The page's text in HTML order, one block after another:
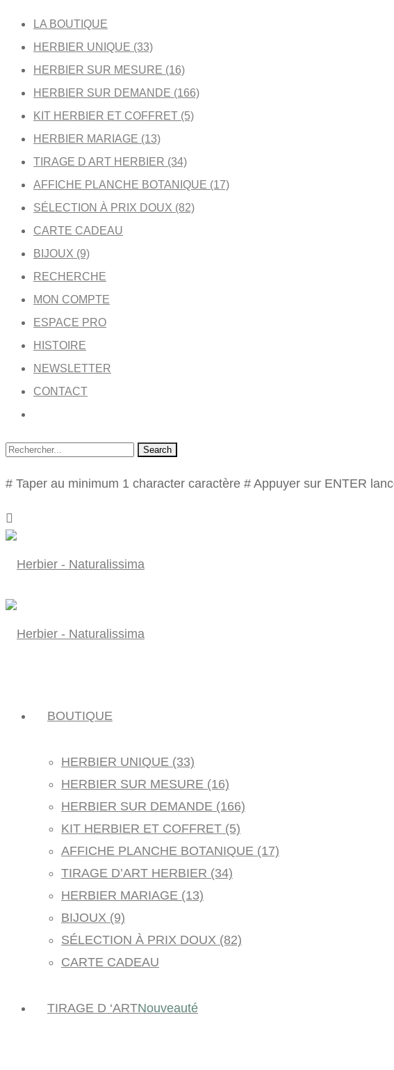
LA BOUTIQUE
HERBIER UNIQUE (33)
HERBIER SUR MESURE (16)
HERBIER SUR DEMANDE (166)
KIT HERBIER ET COFFRET (5)
HERBIER MARIAGE (13)
TIRAGE D ART HERBIER (34)
AFFICHE PLANCHE BOTANIQUE (17)
SÉLECTION À PRIX DOUX (82)
CARTE CADEAU
BIJOUX (9)
RECHERCHE
MON COMPTE
ESPACE PRO
HISTOIRE
NEWSLETTER
CONTACT
Search
# Taper au minimum 1 character caractère # Appuyer sur ENTER
BOUTIQUE
HERBIER UNIQUE (33)
HERBIER SUR MESURE (16)
HERBIER SUR DEMANDE (166)
KIT HERBIER ET COFFRET (5)
AFFICHE PLANCHE BOTANIQUE (17)
TIRAGE D’ART HERBIER (34)
HERBIER MARIAGE (13)
BIJOUX (9)
SÉLECTION À PRIX DOUX (82)
CARTE CADEAU
TIRAGE D ‘ARTNouveauté